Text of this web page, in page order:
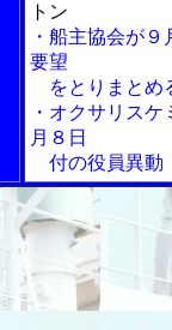
トン
・船主協会が
要望
をとりまとめ
・オクサリス
月８日
付の役員異動